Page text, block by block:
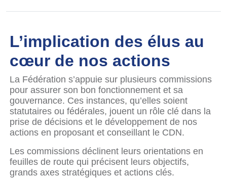
L’implication des élus au
cœur de nos actions
La Fédération s’appuie sur plusieurs commissions
pour assurer son bon fonctionnement et sa
gouvernance. Ces instances, qu’elles soient
statutaires ou fédérales, jouent un rôle clé dans la
prise de décisions et le développement de nos
actions en proposant et conseillant le CDN.
Les commissions déclinent leurs orientations en
feuilles de route qui précisent leurs objectifs,
grands axes stratégiques et actions clés.